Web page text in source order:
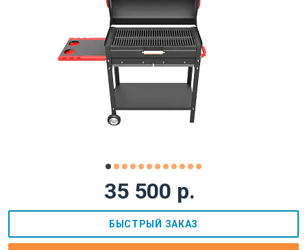
35 500 р.
БЫСТРЫЙ ЗАКАЗ